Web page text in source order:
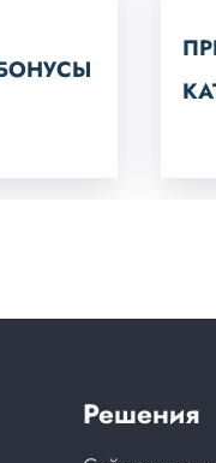
Решения